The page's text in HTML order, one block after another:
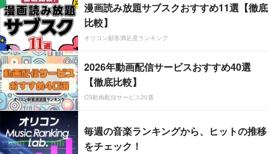
漫画読み放題サブスクおすすめ11選【徹底
比較】
オリコン顧客満足度ランキング
2026年動画配信サービスおすすめ40選
【徹底比較】
CS動画配信サービス20選
毎週の音楽ランキングから、ヒットの推移
をチェック！